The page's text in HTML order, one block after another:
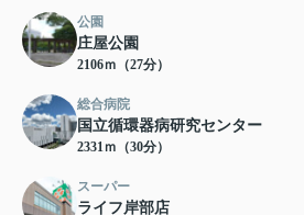
公園
庄屋公園
2106ｍ（27分）
総合病院
国立循環器病研究センター
2331ｍ（30分）
スーパー
ライフ岸部店